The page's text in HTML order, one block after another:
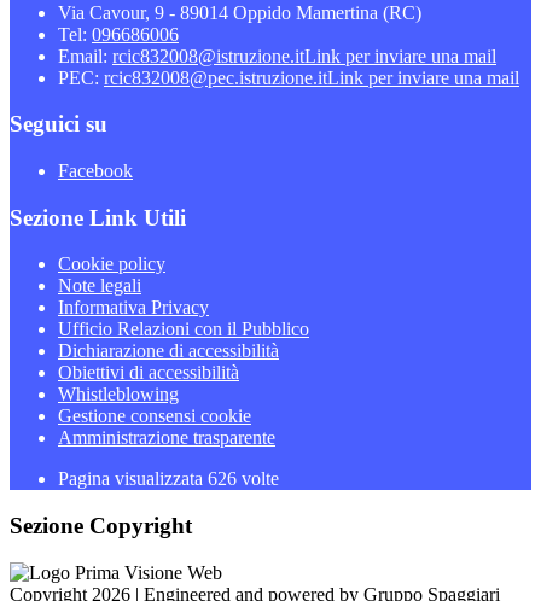
Via Cavour, 9 - 89014 Oppido Mamertina (RC)
Tel: 096686006
Email: rcic832008@istruzione.itLink per inviare una mail
PEC: rcic832008@pec.istruzione.itLink per inviare una mail
Seguici su
Facebook
Sezione Link Utili
Cookie policy
Note legali
Informativa Privacy
Ufficio Relazioni con il Pubblico
Dichiarazione di accessibilità
Obiettivi di accessibilità
Whistleblowing
Gestione consensi cookie
Amministrazione trasparente
Pagina visualizzata 626 volte
Sezione Copyright
Copyright 2026 | Engineered and powered by Gruppo Spaggiari